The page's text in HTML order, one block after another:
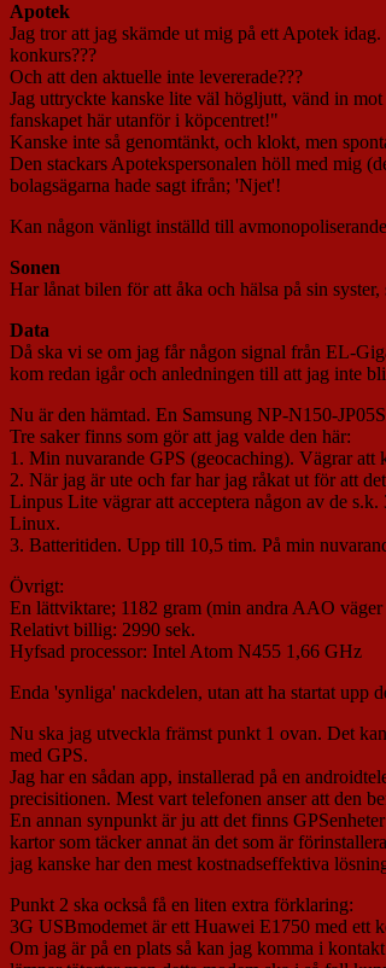
Apotek
Jag tror att jag skämde ut mig på ett Apotek
konkurs???
Och att den aktuelle inte levererade???
Jag uttryckte kanske lite väl högljutt, vänd in
fanskapet här utanför i köpcentret!"
Kanske inte så genomtänkt, och klokt, men
Den stackars Apotekspersonalen höll med mig
bolagsägarna hade sagt ifrån; 'Njet'!
Kan någon vänligt inställd till
Sonen
Har lånat bilen för att åka och hälsa på sin
Data
Då ska vi se om jag får någon signal från EL-
kom redan igår och anledningen till att jag inte
Nu är den hämtad. En Samsung NP-N150-
Tre saker finns som gör att jag valde den här:
1. Min nuvarande GPS (geocaching). Vägrar
2. När jag är ute och far har jag råkat ut för att
Linpus Lite vägrar att acceptera någon av de
Linux.
3. Batteritiden. Upp till 10,5 tim. På min
Övrigt:
En lättviktare; 1182 gram (min andra AAO
Relativt billig: 2990 sek.
Hyfsad processor: Intel Atom N455 1,66 GHz
Enda 'synliga' nackdelen, utan att ha startat
Nu ska jag utveckla främst punkt 1 ovan. Det
med GPS.
Jag har en sådan app, installerad på en
precisitionen. Mest vart telefonen anser att den
En annan synpunkt är ju att det finns
kartor som täcker annat än det som är
jag kanske har den mest kostnadseffektiva
Punkt 2 ska också få en liten extra förklaring:
3G USBmodemet är ett Huawei E1750 med ett
Om jag är på en plats så kan jag komma i